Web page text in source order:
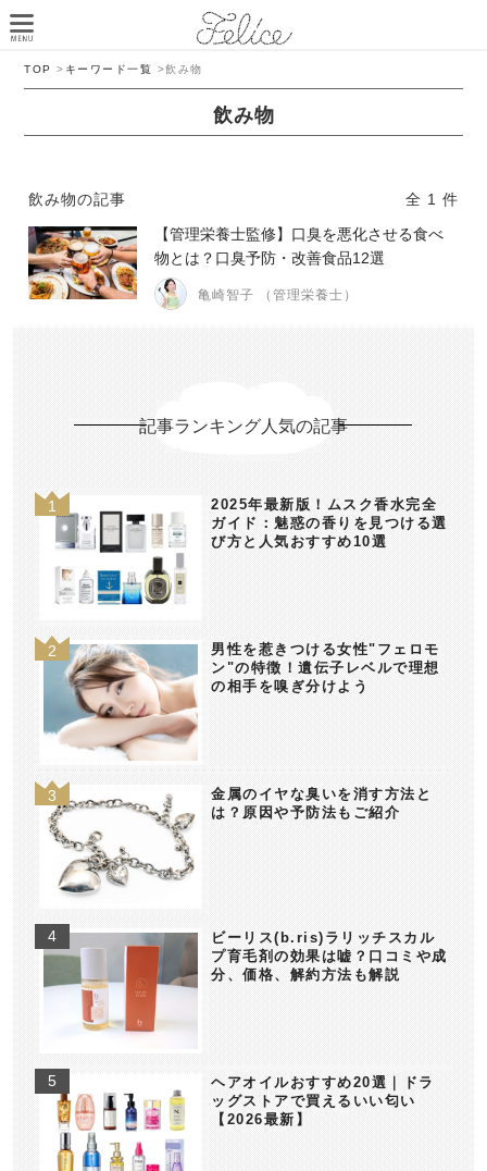
TOP > キーワード一覧 >飲み物
飲み物
飲み物の記事
全 1 件
【管理栄養士監修】口臭を悪化させる食べ
物とは？口臭予防・改善食品12選
亀崎智子 （管理栄養士）
記事ランキング人気の記事
2025年最新版！ムスク香水完全
ガイド：魅惑の香りを見つける選
び方と人気おすすめ10選
男性を惹きつける女性"フェロモ
ン"の特徴！遺伝子レベルで理想
の相手を嗅ぎ分けよう
金属のイヤな臭いを消す方法と
は？原因や予防法もご紹介
ビーリス(b.ris)ラリッチスカル
プ育毛剤の効果は嘘？口コミや成
分、価格、解約方法も解説
ヘアオイルおすすめ20選｜ドラ
ッグストアで買えるいい匂い
【2026最新】